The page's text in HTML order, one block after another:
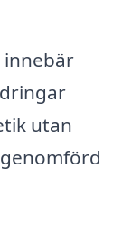
innebär
utan